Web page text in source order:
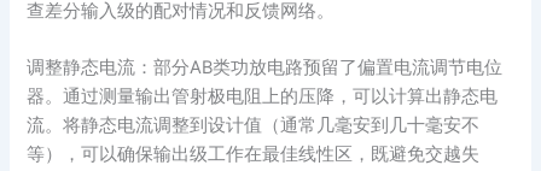
查差分输入级的配对情况和反馈网络。
调整静态电流：部分AB类功放电路预留了偏置电流调节电位
器。通过测量输出管射极电阻上的压降，可以计算出静态电
流。将静态电流调整到设计值（通常几毫安到几十毫安不
等），可以确保输出级工作在最佳线性区，既避免交越失